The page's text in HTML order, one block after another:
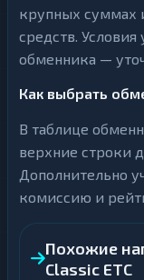
крупных суммах
средств.
обменника —
Как выбрать
В таблице
верхние строки
Дополнительно
комиссию и
Похожие
Classic ETC